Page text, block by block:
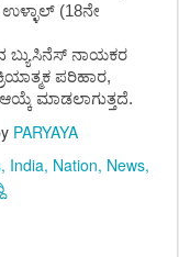
ಉಳ್ಳಾಲ್ ‌ (18ನೇ
ಬ್ಯುಸಿನೆಸ್ ನಾಯಕರ
ಪರಿಹಾರ,
ಆಯ್ಕೆ ಮಾಡಲಾಗುತ್ತದೆ.
PARYAYA
India Nation News